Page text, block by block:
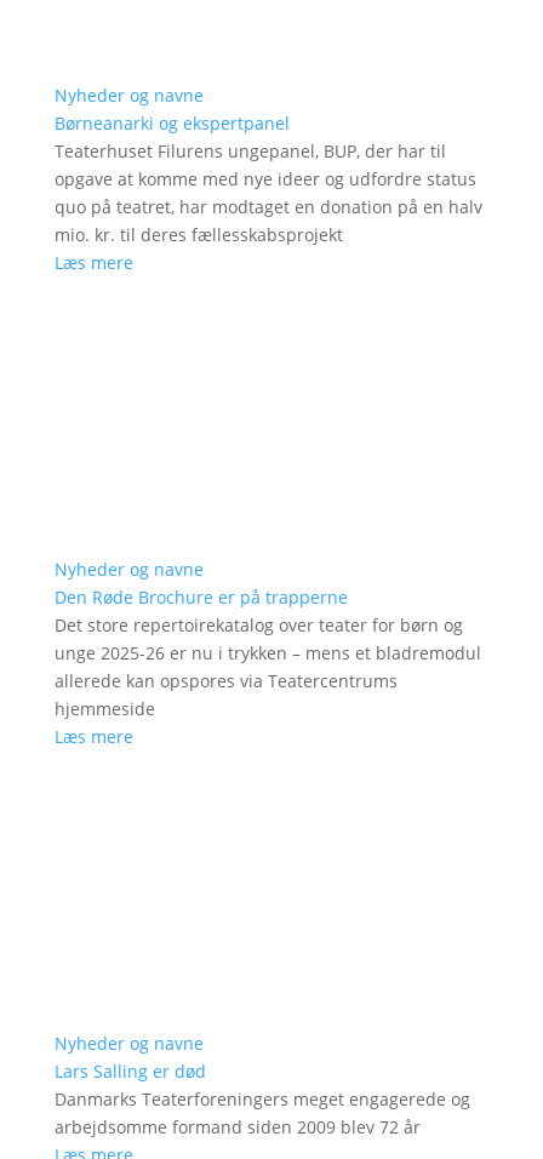
Nyheder og navne
Børneanarki og ekspertpanel
Teaterhuset Filurens ungepanel, BUP, der har til
opgave at komme med nye ideer og udfordre status
quo på teatret, har modtaget en donation på en halv
mio. kr. til deres fællesskabsprojekt
Læs mere
Nyheder og navne
Den Røde Brochure er på trapperne
Det store repertoirekatalog over teater for børn og
unge 2025-26 er nu i trykken – mens et bladremodul
allerede kan opspores via Teatercentrums
hjemmeside
Læs mere
Nyheder og navne
Lars Salling er død
Danmarks Teaterforeningers meget engagerede og
arbejdsomme formand siden 2009 blev 72 år